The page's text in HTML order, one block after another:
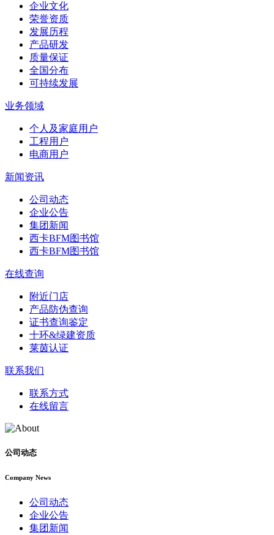
企业文化
荣誉资质
发展历程
产品研发
质量保证
全国分布
可持续发展
业务领域
个人及家庭用户
工程用户
电商用户
新闻资讯
公司动态
企业公告
集团新闻
西卡BFM图书馆
西卡BFM图书馆
在线查询
附近门店
产品防伪查询
证书查询鉴定
十环&绿建资质
莱茵认证
联系我们
联系方式
在线留言
公司动态
Company News
公司动态
企业公告
集团新闻